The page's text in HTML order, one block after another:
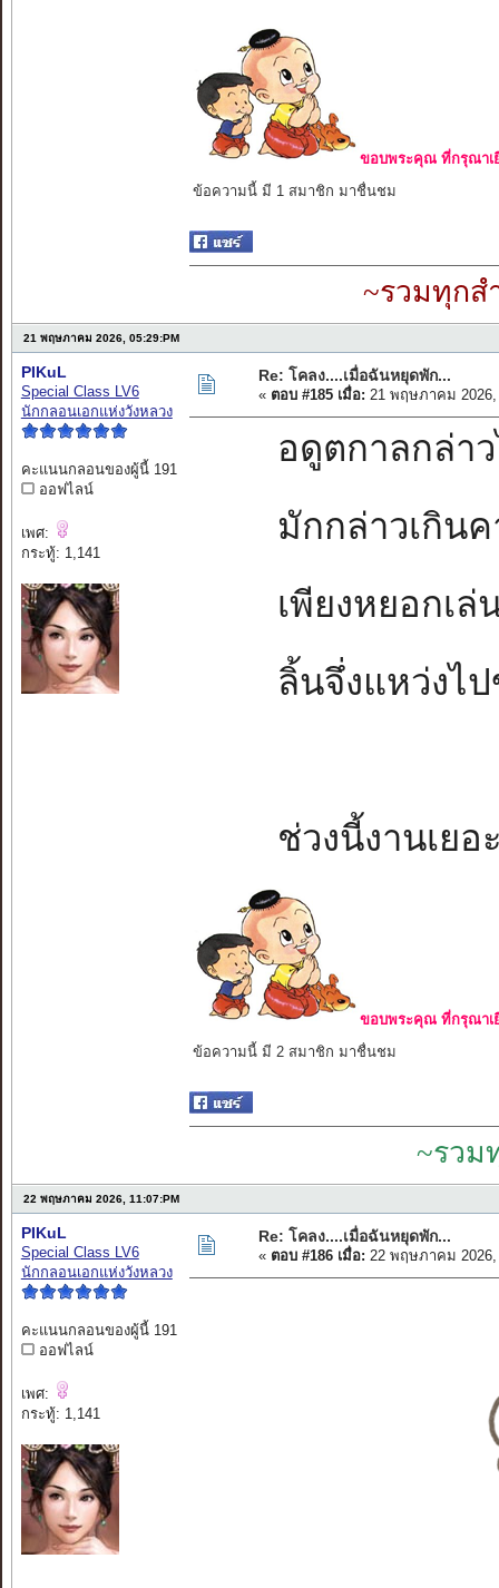
ขอบพระคุณ ที่กรุณาเ
ข้อความนี้ มี 1 สมาชิก มาชื่นชม
~รวมทุกส
21 พฤษภาคม 2026, 05:29:PM
PIKuL
Special Class LV6
นักกลอนเอกแห่งวังหลวง
คะแนนกลอนของผู้นี้ 191
ออฟไลน์
เพศ:
กระทู้: 1,141
Re: โคลง....เมื่อฉันหยุดพัก...
« ตอบ #185 เมื่อ: 21 พฤษภาคม 2026,
อดูตกาลกล่าว
มักกล่าวเกิน
เพียงหยอกเล่
ลิ้นจึ่งแหว่งไ
ช่วงนี้งานเย
ขอบพระคุณ ที่กรุณาเ
ข้อความนี้ มี 2 สมาชิก มาชื่นชม
~รวม
22 พฤษภาคม 2026, 11:07:PM
PIKuL
Special Class LV6
นักกลอนเอกแห่งวังหลวง
คะแนนกลอนของผู้นี้ 191
ออฟไลน์
เพศ:
กระทู้: 1,141
Re: โคลง....เมื่อฉันหยุดพัก...
« ตอบ #186 เมื่อ: 22 พฤษภาคม 2026,